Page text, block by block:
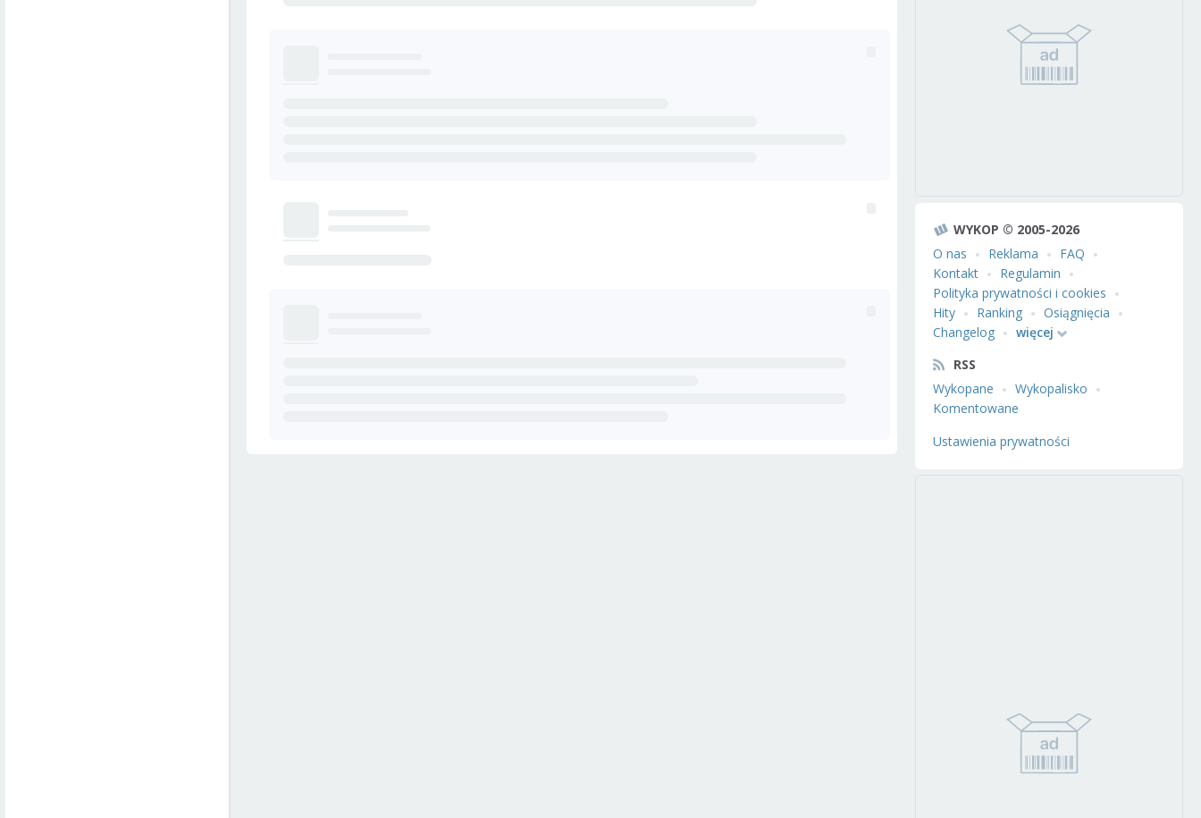
WYKOP © 2005-2026
O nas
Reklama
FAQ
Kontakt
Regulamin
Polityka prywatności i cookies
Hity
Ranking
Osiągnięcia
Changelog
więcej
RSS
Wykopane
Wykopalisko
Komentowane
Ustawienia prywatności